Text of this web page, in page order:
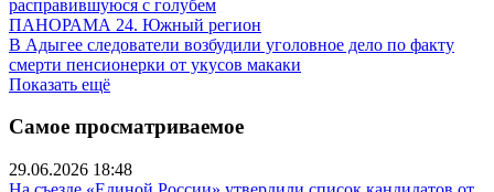
расправившуюся с голубем
ПАНОРАМА 24. Южный регион
В Адыгее следователи возбудили уголовное дело по факту
смерти пенсионерки от укусов макаки
Показать ещё
Самое просматриваемое
29.06.2026 18:48